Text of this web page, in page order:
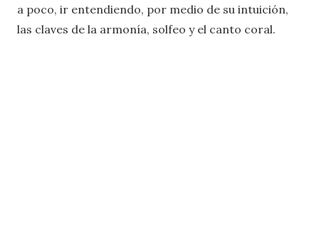
a poco, ir entendiendo, por medio de su intuición,
las claves de la armonía, solfeo y el canto coral.